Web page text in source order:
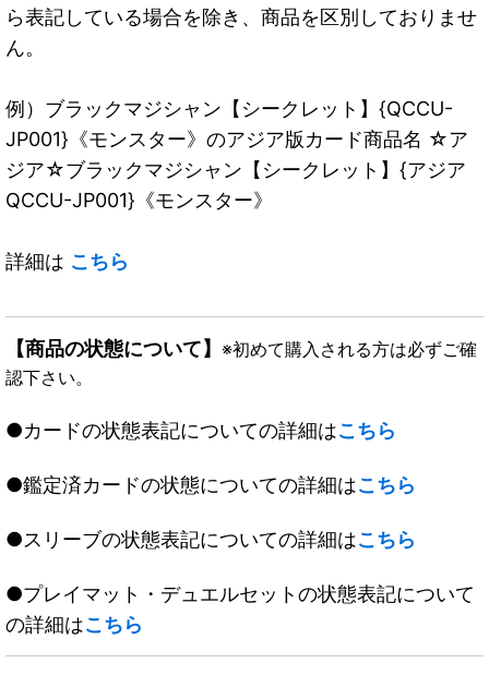
ら表記している場合を除き、商品を区別しておりませ
ん。
例）ブラックマジシャン【シークレット】{QCCU-
JP001}《モンスター》のアジア版カード商品名 ☆ア
ジア☆ブラックマジシャン【シークレット】{アジア
QCCU-JP001}《モンスター》
詳細は こちら
【商品の状態について】 ※初めて購入される方は必ずご確
認下さい。
●カードの状態表記についての詳細はこちら
●鑑定済カードの状態についての詳細はこちら
●スリーブの状態表記についての詳細はこちら
●プレイマット・デュエルセットの状態表記について
の詳細はこちら